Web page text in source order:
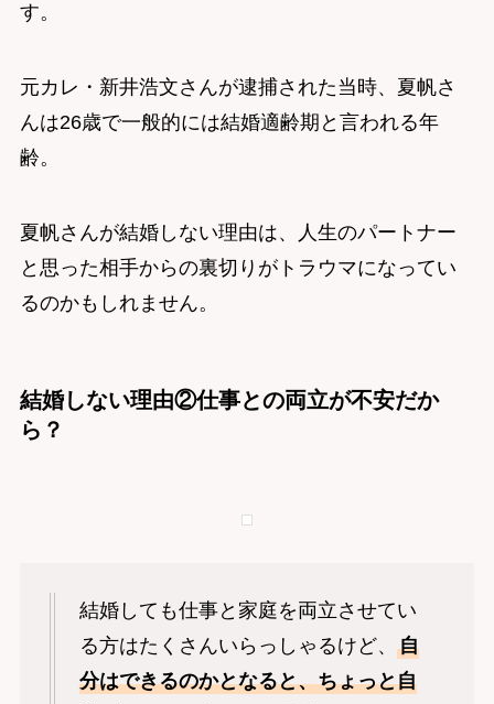
す。
元カレ・新井浩文さんが逮捕された当時、夏帆さ
んは26歳で一般的には結婚適齢期と言われる年
齢。
夏帆さんが結婚しない理由は、人生のパートナー
と思った相手からの裏切りがトラウマになってい
るのかもしれません。
結婚しない理由②仕事との両立が不安だか
ら？
結婚しても仕事と家庭を両立させてい
る方はたくさんいらっしゃるけど、 自
分はできるのかとなると、ちょっと自